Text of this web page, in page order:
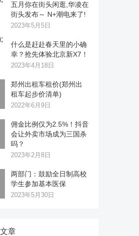
五月你在街头闲逛,华凌在
街头发布～ N+潮电来了!
2023年5月5日
什么是赶赴春天里的小确
幸？抢先体验北京新X7！
2023年4月18日
郑州出租车租价(郑州出
租车起步价清单)
2022年6月9日
佣金比例仅为2.5%！抖音
会让外卖市场成为三国杀
吗？
2023年2月8日
两部门：鼓励全日制高校
学生参加基本医保
2023年5月30日
章